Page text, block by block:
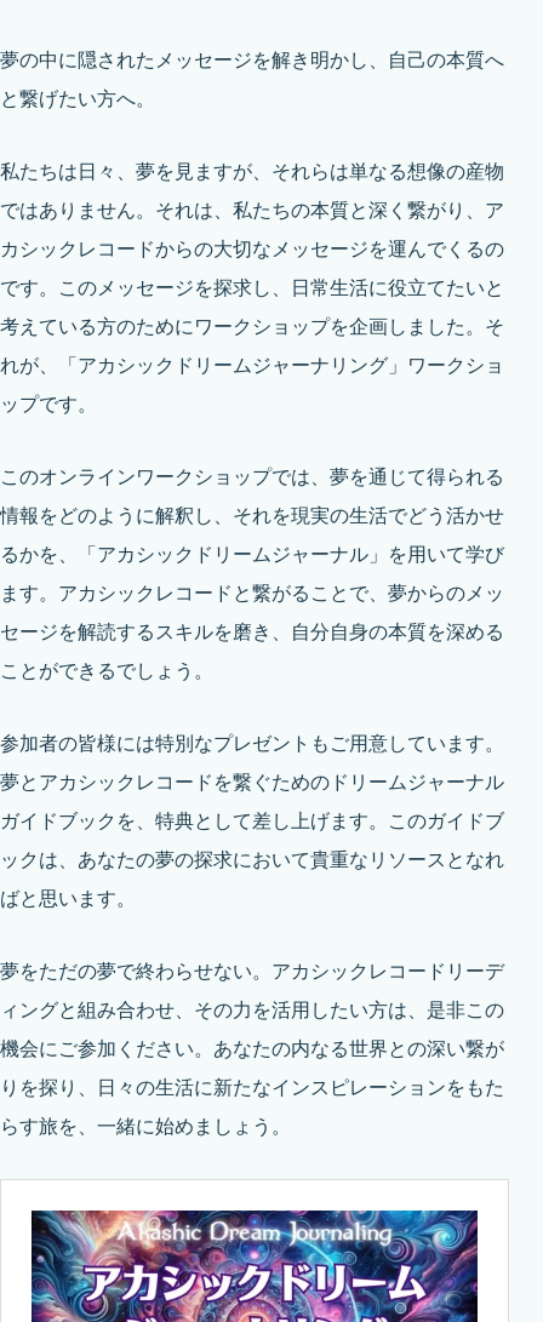
夢の中に隠されたメッセージを解き明かし、自己の本質へ
と繋げたい方へ。
私たちは日々、夢を見ますが、それらは単なる想像の産物
ではありません。それは、私たちの本質と深く繋がり、ア
カシックレコードからの大切なメッセージを運んでくるの
です。このメッセージを探求し、日常生活に役立てたいと
考えている方のためにワークショップを企画しました。そ
れが、「アカシックドリームジャーナリング」ワークショ
ップです。
このオンラインワークショップでは、夢を通じて得られる
情報をどのように解釈し、それを現実の生活でどう活かせ
るかを、「アカシックドリームジャーナル」を用いて学び
ます。アカシックレコードと繋がることで、夢からのメッ
セージを解読するスキルを磨き、自分自身の本質を深める
ことができるでしょう。
参加者の皆様には特別なプレゼントもご用意しています。
夢とアカシックレコードを繋ぐためのドリームジャーナル
ガイドブックを、特典として差し上げます。このガイドブ
ックは、あなたの夢の探求において貴重なリソースとなれ
ばと思います。
夢をただの夢で終わらせない。アカシックレコードリーデ
ィングと組み合わせ、その力を活用したい方は、是非この
機会にご参加ください。あなたの内なる世界との深い繋が
りを探り、日々の生活に新たなインスピレーションをもた
らす旅を、一緒に始めましょう。